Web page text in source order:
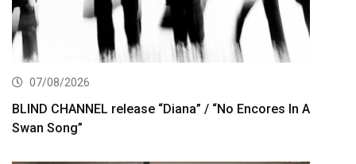
07/08/2026
BLIND CHANNEL release “Diana” / “No Encores In A
Swan Song”